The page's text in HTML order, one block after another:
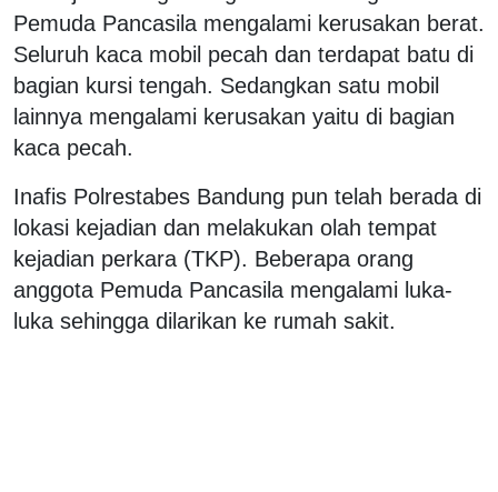
Pemuda Pancasila mengalami kerusakan berat.
Seluruh kaca mobil pecah dan terdapat batu di
bagian kursi tengah. Sedangkan satu mobil
lainnya mengalami kerusakan yaitu di bagian
kaca pecah.
Inafis Polrestabes Bandung pun telah berada di
lokasi kejadian dan melakukan olah tempat
kejadian perkara (TKP). Beberapa orang
anggota Pemuda Pancasila mengalami luka-
luka sehingga dilarikan ke rumah sakit.